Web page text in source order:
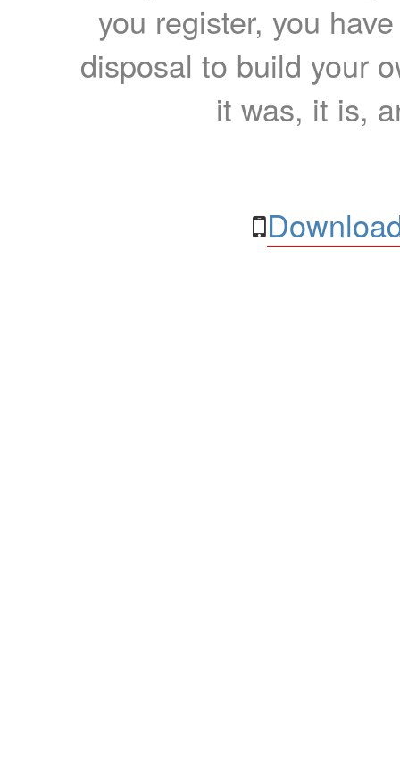
you register, you
disposal to build your
it was, it is,